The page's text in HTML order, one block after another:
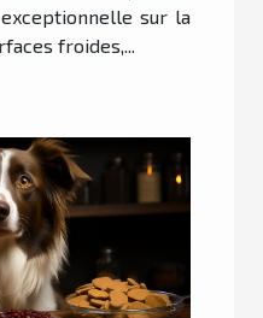
sur la
froides,...